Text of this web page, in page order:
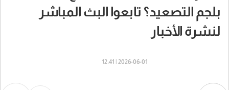
بلجم التصعيد؟ تابعوا البث المباشر
لنشرة الأخبار
2026-06-01 | 12:41